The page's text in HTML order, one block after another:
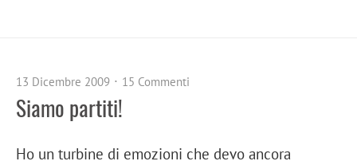
13 Dicembre 2009 15 Commenti
Siamo partiti!
Ho un turbine di emozioni che devo ancora